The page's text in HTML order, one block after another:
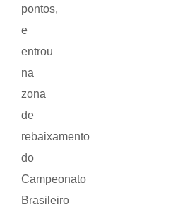
pontos,
e
entrou
na
zona
de
rebaixamento
do
Campeonato
Brasileiro